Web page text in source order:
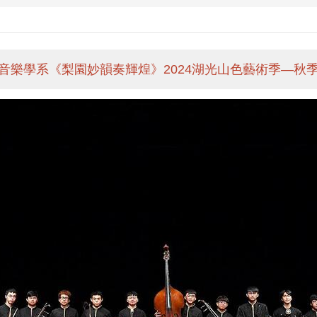
樂學系《梨園妙韻奏輝煌》2024湖光山色藝術季—秋